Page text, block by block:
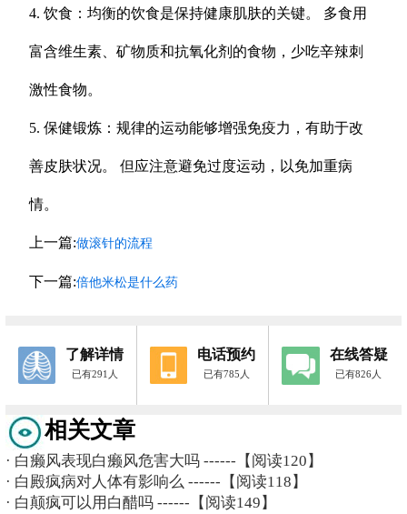
4. 饮食：均衡的饮食是保持健康肌肤的关键。 多食用
富含维生素、矿物质和抗氧化剂的食物，少吃辛辣刺
激性食物。
5. 保健锻炼：规律的运动能够增强免疫力，有助于改
善皮肤状况。 但应注意避免过度运动，以免加重病
情。
上一篇:做滚针的流程
下一篇:倍他米松是什么药
了解详情
已有291人
电话预约
已有785人
在线答疑
已有826人
相关文章
· 白癞风表现白癞风危害大吗 ------【阅读120】
· 白殿疯病对人体有影响么 ------【阅读118】
· 白颠疯可以用白醋吗 ------【阅读149】